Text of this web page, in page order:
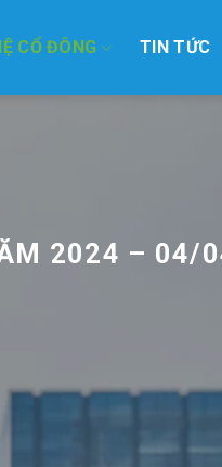
CỔ ĐÔNG TIN TỨC
2024 – 04/